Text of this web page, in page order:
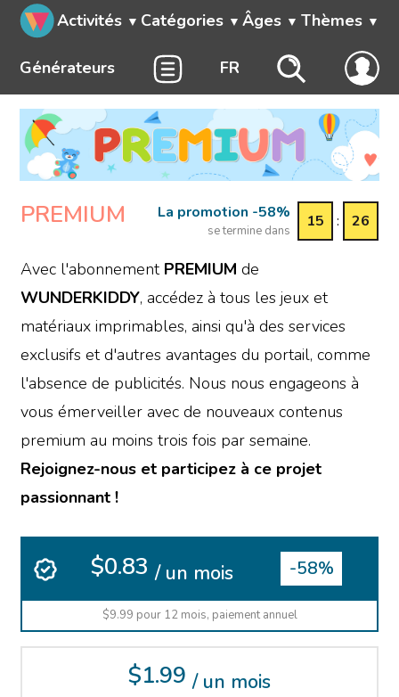
Activités Catégories Âges Thèmes
Générateurs FR
PREMIUM La promotion -58%
se termine dans
15 : 26
Avec l'abonnement PREMIUM de
WUNDERKIDDY, accédez à tous les jeux et
matériaux imprimables, ainsi qu'à des services
exclusifs et d'autres avantages du portail, comme
l'absence de publicités. Nous nous engageons à
vous émerveiller avec de nouveaux contenus
premium au moins trois fois par semaine.
Rejoignez-nous et participez à ce projet
passionnant !
$0.83 / un mois -58%
$9.99 pour 12 mois, paiement annuel
$1.99 / un mois